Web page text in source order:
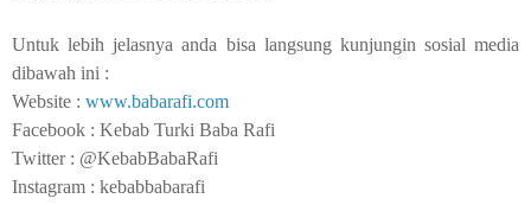
Untuk lebih jelasnya anda bisa langsung kunjungin sosial media
dibawah ini :
Website : www.babarafi.com
Facebook : Kebab Turki Baba Rafi
Twitter : @KebabBabaRafi
Instagram : kebabbabarafi